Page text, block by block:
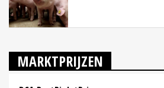
MARKTPRIJZEN